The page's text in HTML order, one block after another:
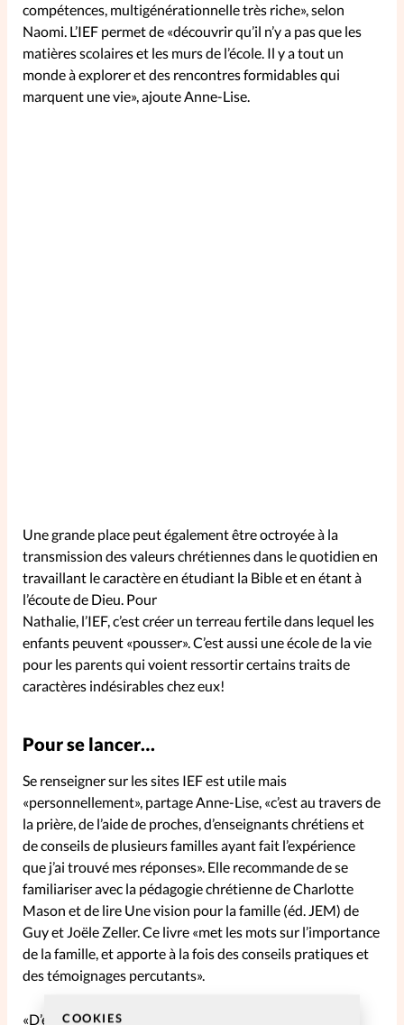
COOKIES
compétences, multigénérationnelle très riche», selon
Naomi. L’IEF permet de «découvrir qu’il n’y a pas que les
matières scolaires et les murs de l’école. Il y a tout un
monde à explorer et des rencontres formidables qui
marquent une vie», ajoute Anne-Lise.
Une grande place peut également être octroyée à la
transmission des valeurs chrétiennes dans le quotidien en
travaillant le caractère en étudiant la Bible et en étant à
l’écoute de Dieu. Pour
Nathalie, l’IEF, c’est créer un terreau fertile dans lequel les
enfants peuvent «pousser». C’est aussi une école de la vie
pour les parents qui voient ressortir certains traits de
caractères indésirables chez eux!
Pour se lancer…
Se renseigner sur les sites IEF est utile mais
«personnellement», partage Anne-Lise, «c’est au travers de
la prière, de l’aide de proches, d’enseignants chrétiens et
de conseils de plusieurs familles ayant fait l’expérience
que j’ai trouvé mes réponses». Elle recommande de se
familiariser avec la pédagogie chrétienne de Charlotte
Mason et de lire Une vision pour la famille (éd. JEM) de
Guy et Joële Zeller. Ce livre «met les mots sur l’importance
de la famille, et apporte à la fois des conseils pratiques et
des témoignages percutants».
«D’expérience, les familles veulent en faire trop et sont